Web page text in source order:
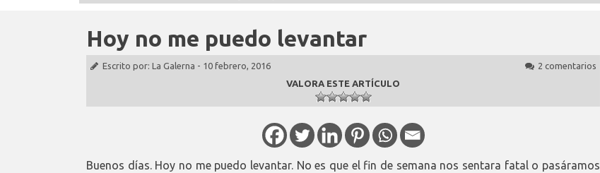
Hoy no me puedo levantar
Escrito por: La Galerna - 10 febrero, 2016
2 comentarios
VALORA ESTE ARTÍCULO
Buenos días. Hoy no me puedo levantar. No es que el fin de semana nos sentara fatal o pasáramos